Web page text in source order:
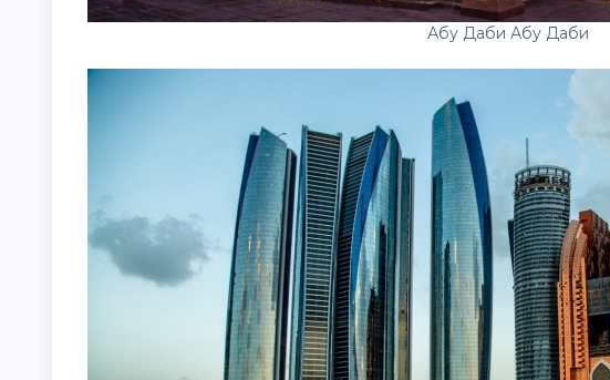
Абу Даби Абу Даби